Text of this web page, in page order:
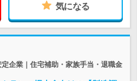
気になる
企業｜住宅補助・家族手当・退職金